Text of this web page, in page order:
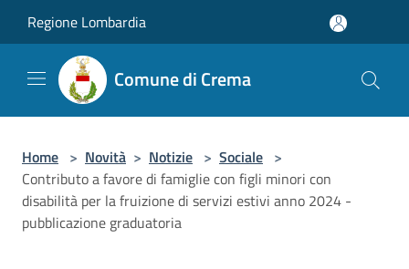
Regione Lombardia
Comune di Crema
Home > Novità > Notizie > Sociale >
Contributo a favore di famiglie con figli minori con
disabilità per la fruizione di servizi estivi anno 2024 -
pubblicazione graduatoria